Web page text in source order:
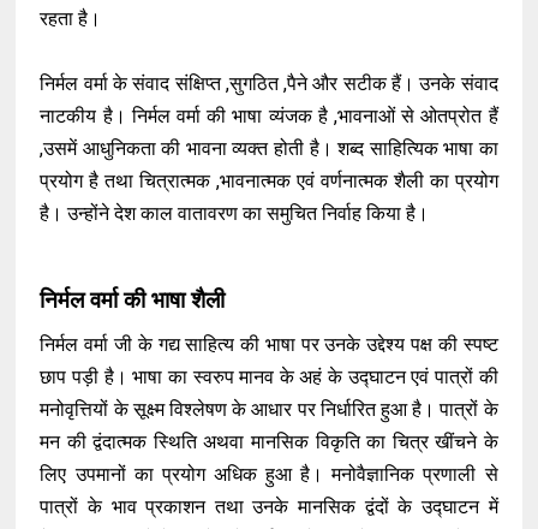
रहता है।
निर्मल वर्मा के संवाद संक्षिप्त ,सुगठित ,पैने और सटीक हैं। उनके संवाद
नाटकीय है। निर्मल वर्मा की भाषा व्यंजक है ,भावनाओं से ओतप्रोत हैं
,उसमें आधुनिकता की भावना व्यक्त होती है। शब्द साहित्यिक भाषा का
प्रयोग है तथा चित्रात्मक ,भावनात्मक एवं वर्णनात्मक शैली का प्रयोग
है। उन्होंने देश काल वातावरण का समुचित निर्वाह किया है।
निर्मल वर्मा की भाषा शैली
निर्मल वर्मा जी के गद्य साहित्य की भाषा पर उनके उद्देश्य पक्ष की स्पष्ट
छाप पड़ी है। भाषा का स्वरुप मानव के अहं के उद्घाटन एवं पात्रों की
मनोवृत्तियों के सूक्ष्म विश्लेषण के आधार पर निर्धारित हुआ है। पात्रों के
मन की द्वंदात्मक स्थिति अथवा मानसिक विकृति का चित्र खींचने के
लिए उपमानों का प्रयोग अधिक हुआ है। मनोवैज्ञानिक प्रणाली से
पात्रों के भाव प्रकाशन तथा उनके मानसिक द्वंदों के उद्घाटन में